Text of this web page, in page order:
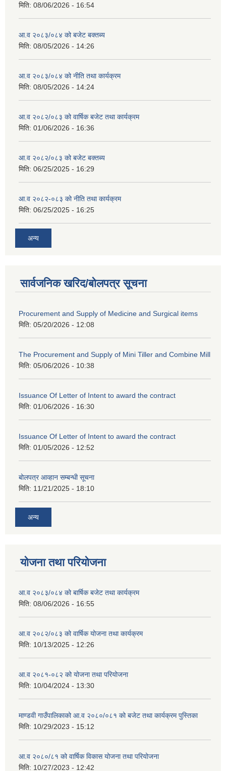
मिति: 08/06/2026 - 16:54
आ.व २०८३/०८४ को बजेट बक्तब्य
मिति: 08/05/2026 - 14:26
आ.व २०८३/०८४ को नीति तथा कार्यक्रम
मिति: 08/05/2026 - 14:24
आ.व २०८२/०८३ को वार्षिक बजेट तथा कार्यक्रम
मिति: 01/06/2026 - 16:36
आ.व २०८२/०८३ को बजेट बक्तब्य
मिति: 06/25/2025 - 16:29
आ.व २०८२-०८३ को नीति तथा कार्यक्रम
मिति: 06/25/2025 - 16:25
अन्य
सार्वजनिक खरिद/बोलपत्र सूचना
Procurement and Supply of Medicine and Surgical items
मिति: 05/20/2026 - 12:08
The Procurement and Supply of Mini Tiller and Combine Mill
मिति: 05/06/2026 - 10:38
Issuance Of Letter of Intent to award the contract
मिति: 01/06/2026 - 16:30
Issuance Of Letter of Intent to award the contract
मिति: 01/05/2026 - 12:52
बोलपत्र आव्हान सम्बन्धी सूचना
मिति: 11/21/2025 - 18:10
अन्य
योजना तथा परियोजना
आ.व २०८३/०८४ को बार्षिक बजेट तथा कार्यक्रम
मिति: 08/06/2026 - 16:55
आ.व २०८२/०८३ को वार्षिक योजना तथा कार्यक्रम
मिति: 10/13/2025 - 12:26
आ.व २०८१-०८२ को योजना तथा परियोजना
मिति: 10/04/2024 - 13:30
माण्डवी गाउँपालिकाको आ.व २०८०/०८१ को बजेट तथा कार्यक्रम पुस्तिका
मिति: 10/29/2023 - 15:12
आ.व २०८०/८१ को वार्षिक विकास योजना तथा परियोजना
मिति: 10/27/2023 - 12:42